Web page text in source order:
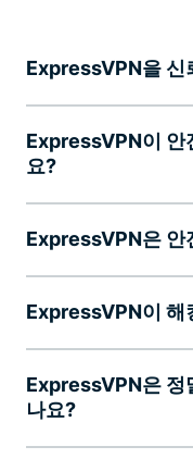
ExpressVPN을 신
ExpressVPN이 안
요?
ExpressVPN은 안
ExpressVPN이 해
ExpressVPN은 정
나요?